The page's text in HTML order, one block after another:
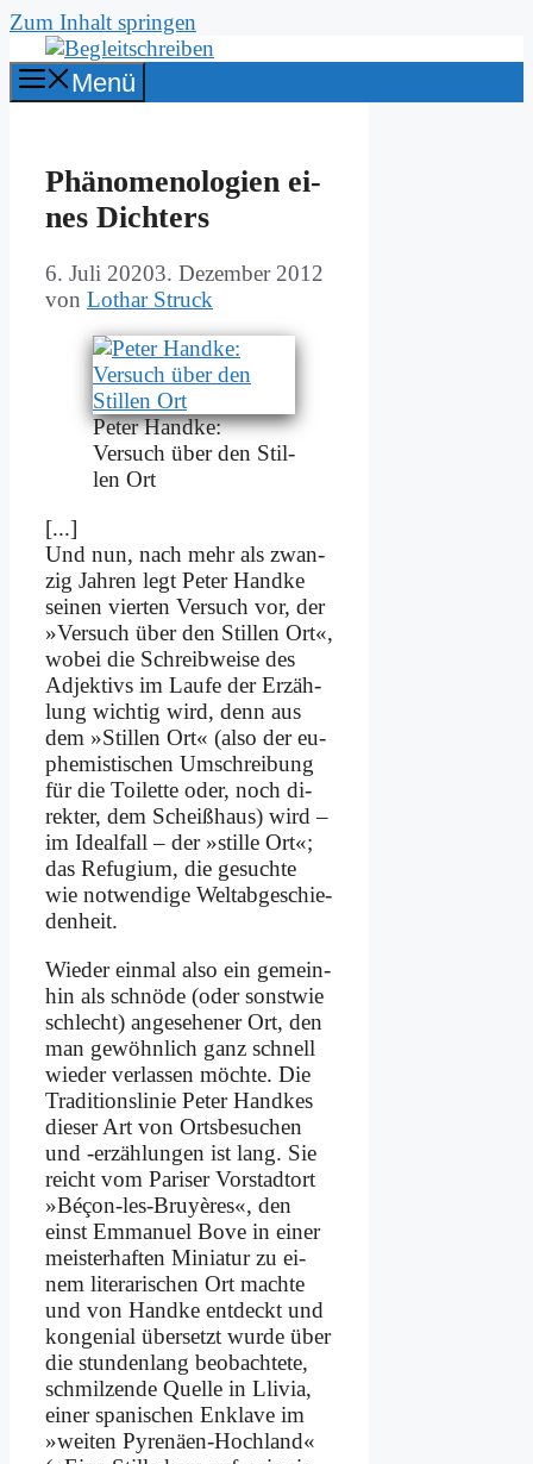
Zum Inhalt springen
Menü
Phä­no­me­no­lo­gien ei­
nes Dich­ters
6. Juli 20203. Dezember 2012
von Lothar Struck
Pe­ter Hand­ke:
Ver­such über den Stil­
len Ort
[...]
Und nun, nach mehr als zwan­
zig Jah­ren legt Pe­ter Hand­ke
sei­nen vier­ten Ver­such vor, der
»Ver­such über den Stil­len Ort«,
wo­bei die Schreib­wei­se des
Ad­jek­tivs im Lau­fe der Er­zäh­
lung wich­tig wird, denn aus
dem »Stil­len Ort« (al­so der eu­
phe­mi­sti­schen Um­schrei­bung
für die Toi­let­te oder, noch di­
rek­ter, dem Scheiß­haus) wird –
im Ide­al­fall – der »stil­le Ort«;
das Re­fu­gi­um, die ge­such­te
wie not­wen­di­ge Welt­ab­ge­schie­
den­heit.
Wie­der ein­mal al­so ein ge­mein­
hin als schnö­de (oder sonst­wie
schlecht) an­ge­se­he­ner Ort, den
man ge­wöhn­lich ganz schnell
wie­der ver­las­sen möch­te. Die
Tra­di­ti­ons­li­nie Pe­ter Hand­kes
die­ser Art von Orts­be­su­chen
und ‑er­zäh­lun­gen ist lang. Sie
reicht vom Pa­ri­ser Vor­stadt­ort
»Bé­çon-les-Bruy­è­res«, den
einst Em­ma­nu­el Bo­ve in ei­ner
mei­ster­haf­ten Mi­nia­tur zu ei­
nem li­te­ra­ri­schen Ort mach­te
und von Hand­ke ent­deckt und
kon­ge­ni­al über­setzt wur­de über
die stun­den­lang be­ob­ach­te­te,
schmil­zen­de Quel­le in Lli­via,
ei­ner spa­ni­schen En­kla­ve im
»wei­ten Py­re­nä­en-Hoch­land«